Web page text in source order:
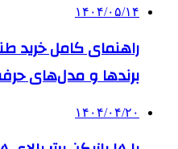
۱۴۰۴/۰۵/۱۴
راهنمای کامل خرید
برندها و مدل‌های
۱۴۰۴/۰۴/۲۰